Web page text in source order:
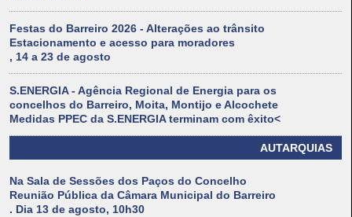
Festas do Barreiro 2026 - Alterações ao trânsito
Estacionamento e acesso para moradores
, 14 a 23 de agosto
S.ENERGIA - Agência Regional de Energia para os
concelhos do Barreiro, Moita, Montijo e Alcochete
Medidas PPEC da S.ENERGIA terminam com êxito<
AUTARQUIAS
Na Sala de Sessões dos Paços do Concelho
Reunião Pública da Câmara Municipal do Barreiro
. Dia 13 de agosto, 10h30